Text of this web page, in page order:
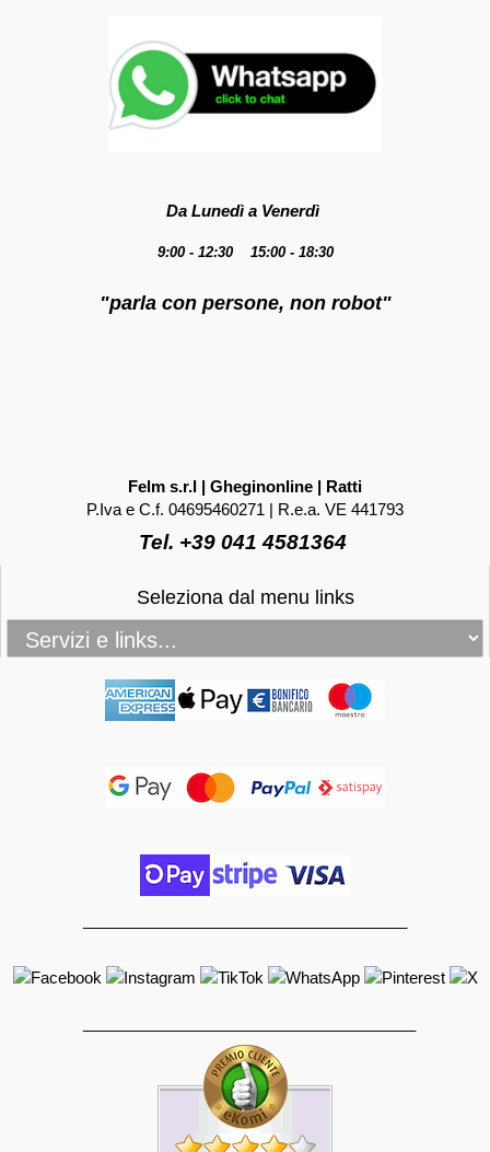
Da Lunedì a Venerdì
9:00 - 12:30 15:00 - 18:30
"parla con persone, non robot"
Felm s.r.l | Gheginonline | Ratti
P.Iva e C.f. 04695460271 | R.e.a. VE 441793
Tel. +39 041 4581364
Seleziona dal menu links